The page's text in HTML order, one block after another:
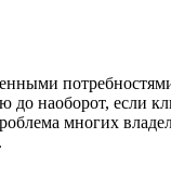
наоборот, если
многих